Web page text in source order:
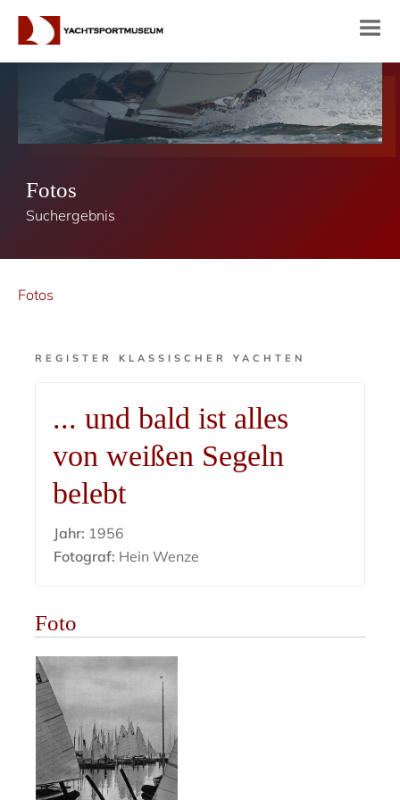
Fotos
Suchergebnis
Fotos
REGISTER KLASSISCHER YACHTEN
... und bald ist alles
von weißen Segeln
belebt
Jahr: 1956
Fotograf: Hein Wenze
Foto